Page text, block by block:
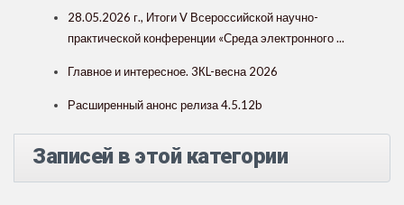
28.05.2026 г., Итоги V Всероссийской научно-
практической конференции «Среда электронного ...
Главное и интересное. 3КL-весна 2026
Расширенный анонс релиза 4.5.12b
Записей в этой категории